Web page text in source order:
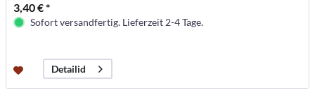
3,40 € *
Sofort versandfertig. Lieferzeit 2-4 Tage.
Detailid